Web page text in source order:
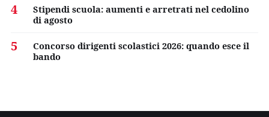
4
Stipendi scuola: aumenti e arretrati nel cedolino
di agosto
5
Concorso dirigenti scolastici 2026: quando esce il
bando